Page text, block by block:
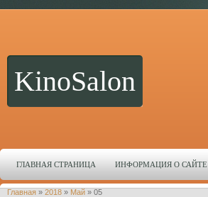
KinoSalon
ГЛАВНАЯ СТРАНИЦА ИНФОРМАЦИЯ О САЙТЕ
Главная » 2018 » Май » 05